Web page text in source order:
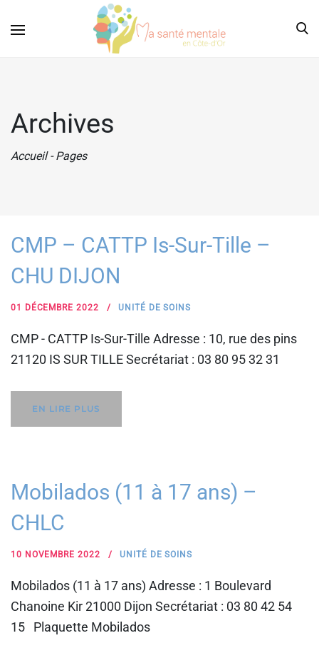
Archives
Accueil - Pages
CMP – CATTP Is-Sur-Tille –
CHU DIJON
01 DÉCEMBRE 2022 UNITÉ DE SOINS
CMP - CATTP Is-Sur-Tille Adresse : 10, rue des pins
21120 IS SUR TILLE Secrétariat : 03 80 95 32 31
EN LIRE PLUS
Mobilados (11 à 17 ans) –
CHLC
10 NOVEMBRE 2022 UNITÉ DE SOINS
Mobilados (11 à 17 ans) Adresse : 1 Boulevard
Chanoine Kir 21000 Dijon Secrétariat : 03 80 42 54
15 Plaquette Mobilados